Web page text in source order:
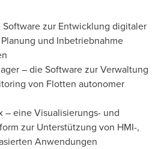
Software zur Entwicklung digitaler
und Inbetriebnahme
– die Software zur Verwaltung
von Flotten autonomer
– eine Visualisierungs- und
zur Unterstützung von HMI-,
Anwendungen